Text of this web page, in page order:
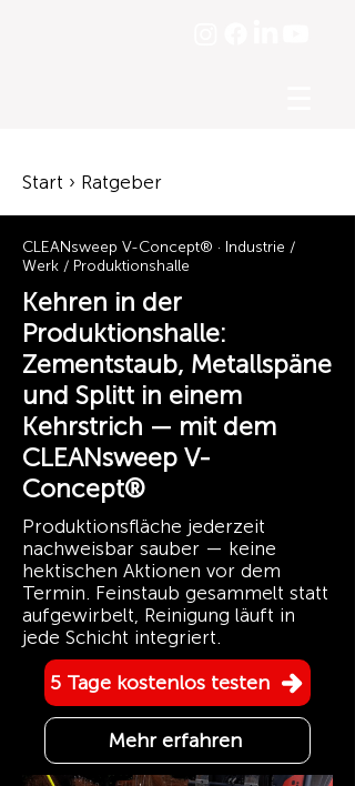
Start › Ratgeber
CLEANsweep V-Concept® · Industrie /
Werk / Produktionshalle
Kehren in der
Produktionshalle:
Zementstaub, Metallspäne
und Splitt in einem
Kehrstrich — mit dem
CLEANsweep V-
Concept®
Produktionsfläche jederzeit
nachweisbar sauber — keine
hektischen Aktionen vor dem
Termin. Feinstaub gesammelt statt
aufgewirbelt, Reinigung läuft in
jede Schicht integriert.
5 Tage kostenlos testen
Mehr erfahren